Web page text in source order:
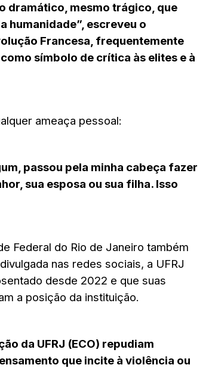
dramático, mesmo trágico, que
humanidade”, escreveu o
Francesa, frequentemente
símbolo de crítica às elites e à
ameaça pessoal:
passou pela minha cabeça fazer
sua esposa ou sua filha. Isso
Federal do Rio de Janeiro também
nas redes sociais, a UFRJ
desde 2022 e que suas
a posição da instituição.
da UFRJ (ECO) repudiam
que incite à violência ou